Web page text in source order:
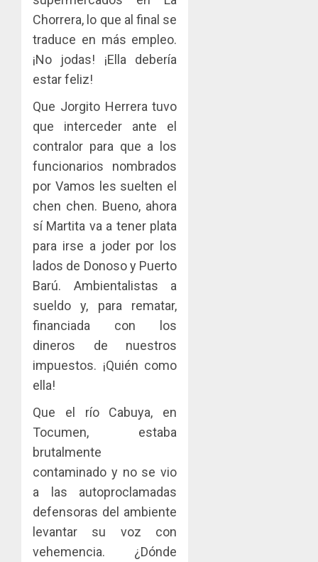
Chorrera, lo que al final se
traduce en más empleo.
¡No jodas! ¡Ella debería
estar feliz!
Que Jorgito Herrera tuvo
que interceder ante el
contralor para que a los
funcionarios nombrados
por Vamos les suelten el
chen chen. Bueno, ahora
sí Martita va a tener plata
para irse a joder por los
lados de Donoso y Puerto
Barú. Ambientalistas a
sueldo y, para rematar,
financiada con los
dineros de nuestros
impuestos. ¡Quién como
ella!
Que el río Cabuya, en
Tocumen, estaba
brutalmente
contaminado y no se vio
a las autoproclamadas
defensoras del ambiente
levantar su voz con
vehemencia. ¿Dónde